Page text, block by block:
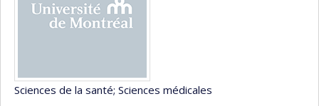
Sciences de la santé; Sciences médicales